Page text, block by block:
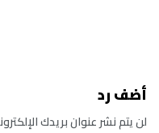
أضف رد
لن يتم نشر عنوان بريدك